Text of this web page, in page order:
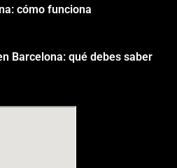
cómo funciona
Barcelona: qué debes saber